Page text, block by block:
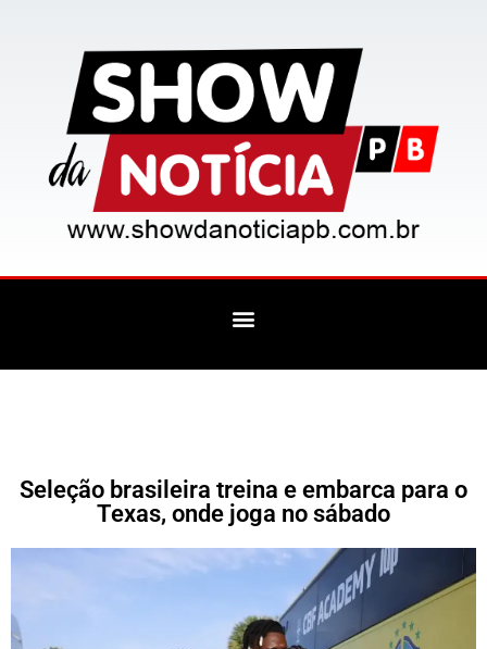
Seleção brasileira treina e embarca para o
Texas, onde joga no sábado